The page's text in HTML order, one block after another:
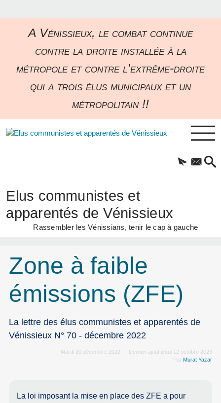
A Vénissieux, le combat continue
contre la droite installée à la
métropole et contre l’extrême-droite
qui a trois élus municipaux et un
métropolitain !!
Elus communistes et
apparentés de Vénissieux
Rassembler les Vénissians, tenir le cap à gauche
Zone à faible
émissions (ZFE)
La lettre des élus communistes et apparentés de
Vénissieux N° 70 - décembre 2022
Mardi 20 décembre 2022 — Dernier ajout jeudi 12 octobre 2023
Par Murat Yazar
La loi imposant la mise en place des ZFE a pour